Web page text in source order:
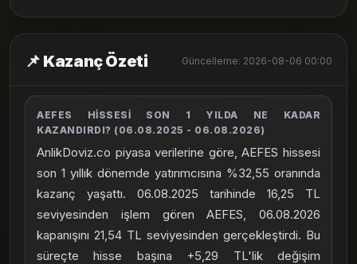
📌 Kazanç Özeti Güncelleme: 2026-08-06 00:00
AEFES HISSESI SON 1 YILDA NE KADAR
KAZANDIRDI? (06.08.2025 - 06.08.2026)
AnlikDoviz.co piyasa verilerine göre, AEFES hissesi
son 1 yıllık dönemde yatırımcısına %32,55 oranında
kazanç yaşattı. 06.08.2025 tarihinde 16,25 TL
seviyesinden işlem gören AEFES, 06.08.2026
kapanışını 21,54 TL seviyesinden gerçekleştirdi. Bu
süreçte hisse başına +5,29 TL'lik değişim